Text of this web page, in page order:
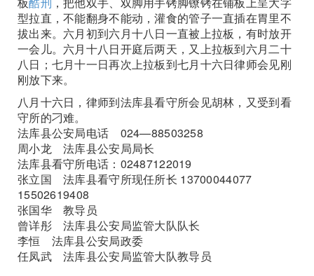
型拉直，不能翻身不能动，灌食的管子一直插在胃里不
拔出来。六月初到六月十八日一直被上拉板，有时放开
一会儿。六月十八日开庭后两天，又上拉板到六月二十
八日；七月十一日再次上拉板到七月十六日律师会见刚
刚放下来。
八月十六日，律师到法库县看守所会见胡林，又受到看
守所的刁难。
法库县公安局电话 024—88503258
周小龙 法库县公安局局长
法库县看守所电话：02487122019
张立国 法库县看守所现任所长 13700044077
15502619408
张国华 教导员
曾详彤 法库县公安局监管大队队长
李恒 法库县公安局政委
任凤武 法库县公安局监管大队教导员